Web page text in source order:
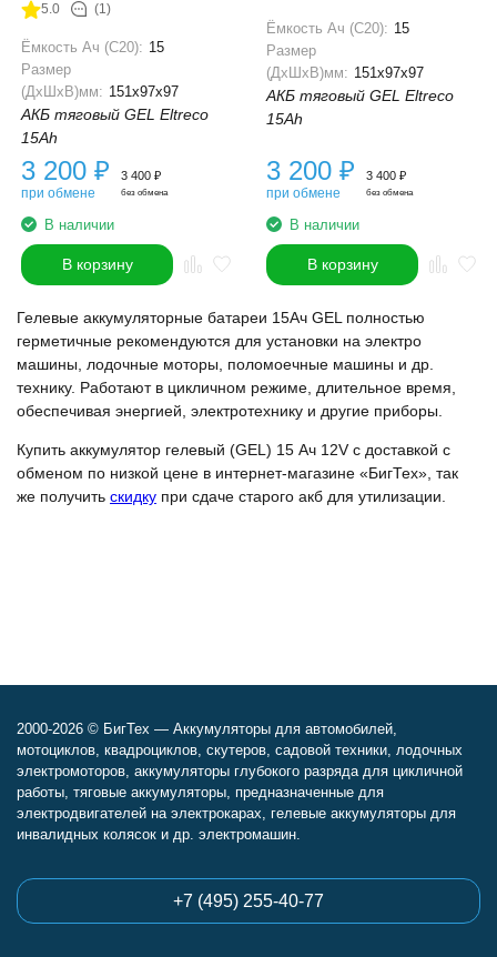
5.0 (1)
Ёмкость Ач (С20): 15
Размер
(ДхШхВ)мм: 151x97x97
АКБ тяговый GEL Eltreco
15Ah
3 200 ₽
при обмене
3 400 ₽
без обмена
В наличии
В корзину
Ёмкость Ач (С20): 15
Размер
(ДхШхВ)мм: 151x97x97
АКБ тяговый GEL Eltreco
15Ah
3 200 ₽
при обмене
3 400 ₽
без обмена
В наличии
В корзину
Гелевые аккумуляторные батареи 15Ач GEL полностью
герметичные рекомендуются для установки на электро
машины, лодочные моторы, поломоечные машины и др.
технику. Работают в цикличном режиме, длительное время,
обеспечивая энергией, электротехнику и другие приборы.
Купить аккумулятор гелевый (GEL) 15 Ач 12V с доставкой с
обменом по низкой цене в интернет-магазине «БигТех», так
же получить скидку при сдаче старого акб для утилизации.
2000-2026 © БигТех — Аккумуляторы для автомобилей,
мотоциклов, квадроциклов, скутеров, садовой техники, лодочных
электромоторов, аккумуляторы глубокого разряда для цикличной
работы, тяговые аккумуляторы, предназначенные для
электродвигателей на электрокарах, гелевые аккумуляторы для
инвалидных колясок и др. электромашин.
+7 (495) 255-40-77